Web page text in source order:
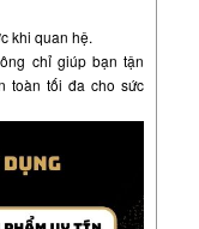
khi quan hệ.
chỉ giúp bạn tận
toàn tối đa cho sức